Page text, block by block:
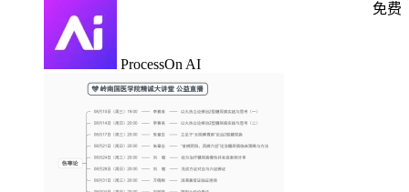
ProcessOn AI
免费